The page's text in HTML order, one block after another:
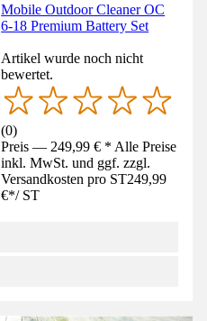
Mobile Outdoor Cleaner OC
6-18 Premium Battery Set
Artikel wurde noch nicht
bewertet.
(0)
Preis — 249,99 € * Alle Preise
inkl. MwSt. und ggf. zzgl.
Versandkosten pro ST249,99
€*/ ST